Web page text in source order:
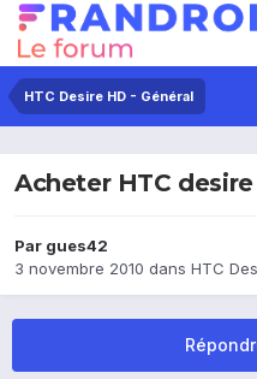
HTC Desire HD - Général
Acheter HTC
Par gues42
3 novembre 2010 dans HTC